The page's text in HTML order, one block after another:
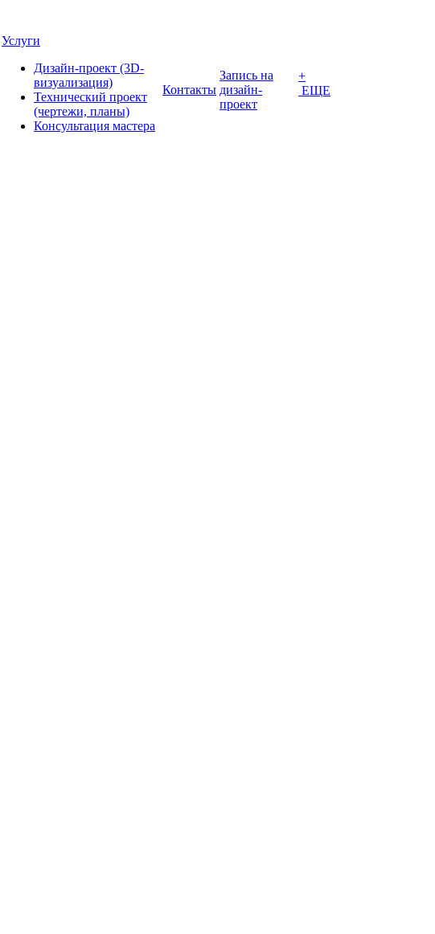
Услуги
Дизайн-проект (3D-
визуализация)
Технический проект
(чертежи, планы)
Консультация мастера
Контакты
Запись на
дизайн-
проект
+
ЕЩЕ